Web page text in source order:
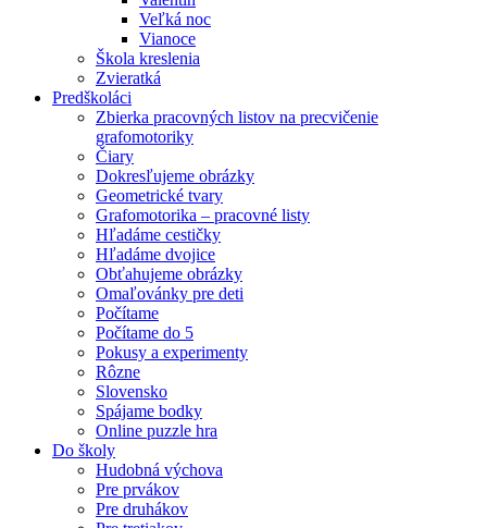
Veľká noc
Vianoce
Škola kreslenia
Zvieratká
Predškoláci
Zbierka pracovných listov na precvičenie
grafomotoriky
Čiary
Dokresľujeme obrázky
Geometrické tvary
Grafomotorika – pracovné listy
Hľadáme cestičky
Hľadáme dvojice
Obťahujeme obrázky
Omaľovánky pre deti
Počítame
Počítame do 5
Pokusy a experimenty
Rôzne
Slovensko
Spájame bodky
Online puzzle hra
Do školy
Hudobná výchova
Pre prvákov
Pre druhákov